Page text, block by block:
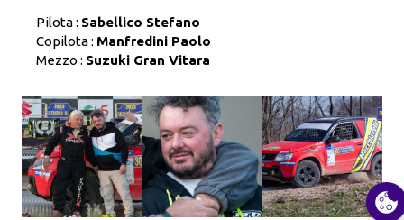
Pilota : Sabellico Stefano
Copilota : Manfredini Paolo
Mezzo : Suzuki Gran Vitara